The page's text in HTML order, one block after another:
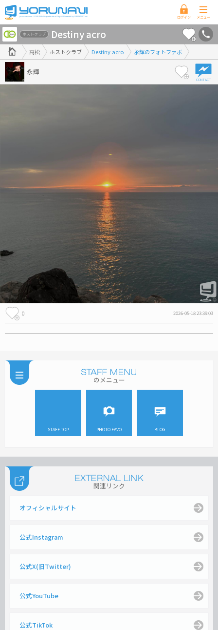
香
川
県
版
高松 ホストクラブ Destiny acro 永輝のフォトファボ
ホストクラブ Destiny acro
永輝
0 2026-05-18 23:39:03
のメニュー
STAFF TOP PHOTO FAVO BLOG
関連リンク
オフィシャルサイト
公式Instagram
公式X(旧Twitter)
公式YouTube
公式TikTok